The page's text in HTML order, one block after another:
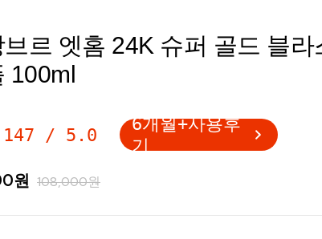
르 엣홈 24K 슈퍼 골드 블라
100ml
147 / 5.0
6개월+사용후
기
원 108,000원